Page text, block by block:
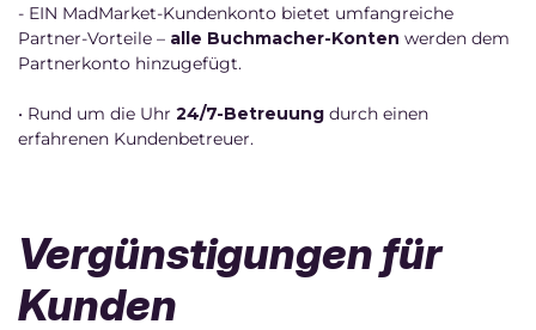
- EIN MadMarket-Kundenkonto bietet umfangreiche
Partner-Vorteile – alle Buchmacher-Konten werden dem
Partnerkonto hinzugefügt.
• Rund um die Uhr 24/7-Betreuung durch einen
erfahrenen Kundenbetreuer.
Vergünstigungen für
Kunden